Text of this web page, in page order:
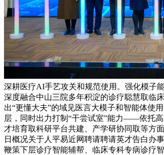
深耕医疗AI手艺攻关和规范使用。强化模子
深度融合中山三院多年积淀的诊疗聪慧取临
出“更懂大夫”的域见医言大模子和智能体使
层，同时出力打制“干尝试室”能力——依托
才培育取科研平台共建、产学研协同取等方
日概况关于人平易近网聘请聘请英才告白办
鞭策下层诊疗智能辅帮、临床专科专病诊疗